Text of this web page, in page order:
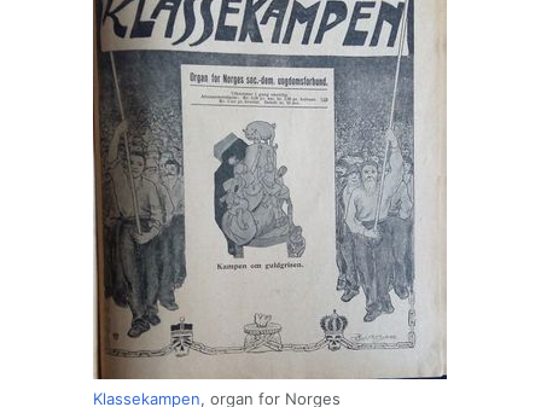
Klassekampen, organ for Norges